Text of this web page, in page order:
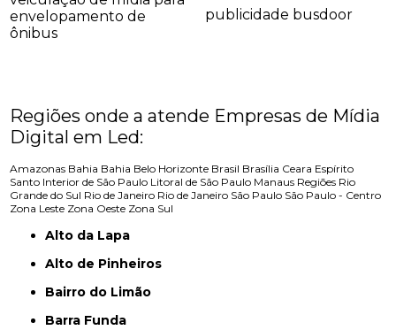
envelopamento de
ônibus
publicidade busdoor
Regiões onde a atende Empresas de Mídia
Digital em Led:
Amazonas Bahia Bahia Belo Horizonte Brasil Brasília Ceara Espírito
Santo Interior de São Paulo Litoral de São Paulo Manaus Regiões Rio
Grande do Sul Rio de Janeiro Rio de Janeiro São Paulo São Paulo - Centro
Zona Leste Zona Oeste Zona Sul
Alto da Lapa
Alto de Pinheiros
Bairro do Limão
Barra Funda